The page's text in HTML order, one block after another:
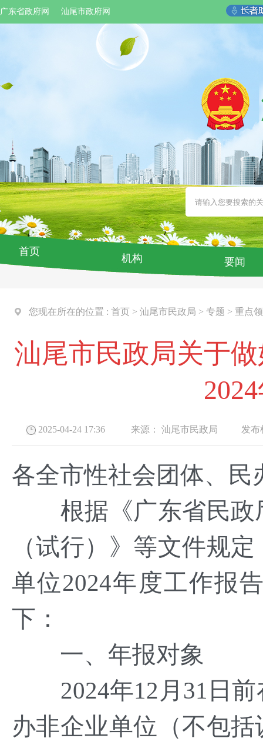
广东省政府网 汕尾市政府网
首页
机构 要闻
您现在所在的位置 : 首页 > 汕尾市民政局 > 专题 > 重点
汕尾市民政局关于
2025-04-24 17:36 来源： 汕尾市民政局 发布
各全市性社会团体、民
根据《广东省民政
（试行）》等文件规
单位2024年度工作报
下：
一、年报对象
2024年12月31日前
办非企业单位（不包